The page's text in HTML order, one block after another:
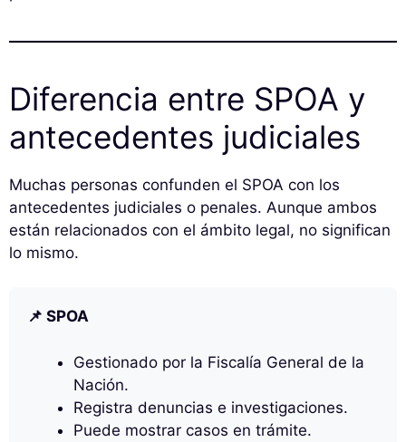
Diferencia entre SPOA y
antecedentes judiciales
Muchas personas confunden el SPOA con los
antecedentes judiciales o penales. Aunque ambos
están relacionados con el ámbito legal, no significan
lo mismo.
📌 SPOA
Gestionado por la Fiscalía General de la
Nación.
Registra denuncias e investigaciones.
Puede mostrar casos en trámite.